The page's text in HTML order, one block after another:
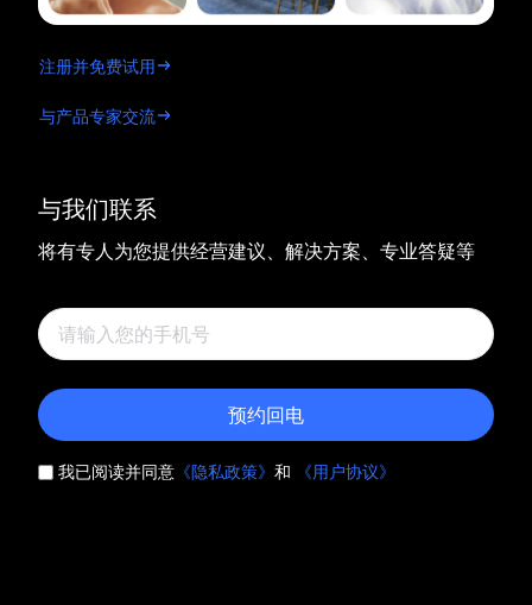
与我们联系
将有专人为您提供经营建议、解决方案、专业答疑等
预约回电
我已阅读并同意 《隐私政策》 和 《用户协议》
注册并免费试用
与产品专家交流